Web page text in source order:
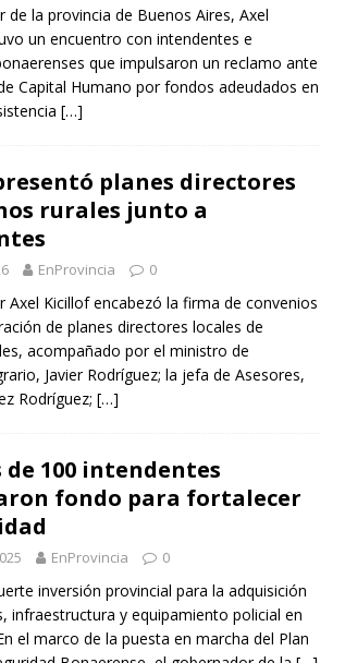
de la provincia de Buenos Aires, Axel
un encuentro con intendentes e
que impulsaron un reclamo ante
Capital Humano por fondos adeudados en
[…]
planes directores
rurales junto a
EnProvincia 0
Axel Kicillof encabezó la firma de convenios
de planes directores locales de
acompañado por el ministro de
Javier Rodríguez; la jefa de Asesores,
Rodríguez; […]
de 100 intendentes
fondo para fortalecer
EnProvincia 0
inversión provincial para la adquisición
infraestructura y equipamiento policial en
el marco de la puesta en marcha del Plan